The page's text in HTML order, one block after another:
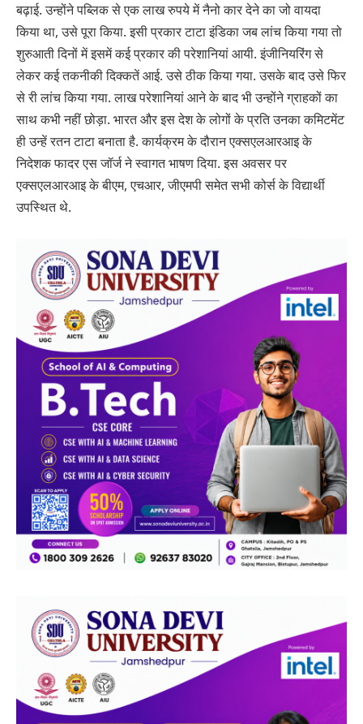
बढ़ाई. उन्होंने पब्लिक से एक लाख रुपये में नैनो कार देने का जो वायदा
किया था, उसे पूरा किया. इसी प्रकार टाटा इंडिका जब लांच किया गया तो
शुरुआती दिनों में इसमें कई प्रकार की परेशानियां आयी. इंजीनियरिंग से
लेकर कई तकनीकी दिक्कतें आई. उसे ठीक किया गया. उसके बाद उसे फिर
से री लांच किया गया. लाख परेशानियां आने के बाद भी उन्होंने ग्राहकों का
साथ कभी नहीं छोड़ा. भारत और इस देश के लोगों के प्रति उनका कमिटमेंट
ही उन्हें रतन टाटा बनाता है. कार्यक्रम के दौरान एक्सएलआरआइ के
निदेशक फादर एस जॉर्ज ने स्वागत भाषण दिया. इस अवसर पर
एक्सएलआरआइ के बीएम, एचआर, जीएमपी समेत सभी कोर्स के विद्यार्थी
उपस्थित थे.